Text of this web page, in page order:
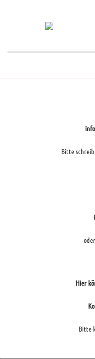
Bitte
Hier
Bitte